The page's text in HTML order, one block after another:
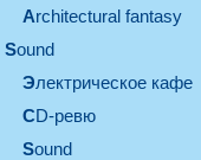
architectural fantasy
sound
электрическое кафе
CD-ревю
sound